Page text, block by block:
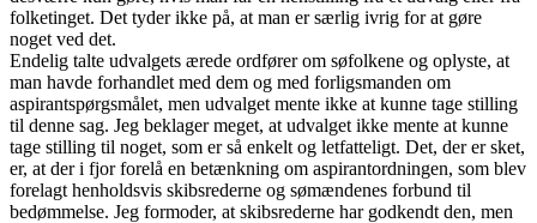
folketinget. Det tyder ikke på, at man er særlig ivrig for at gøre
noget ved det.
Endelig talte udvalgets ærede ordfører om søfolkene og oplyste, at
man havde forhandlet med dem og med forligsmanden om
aspirantspørgsmålet, men udvalget mente ikke at kunne tage stilling
til denne sag. Jeg beklager meget, at udvalget ikke mente at kunne
tage stilling til noget, som er så enkelt og letfatteligt. Det, der er sket,
er, at der i fjor forelå en betænkning om aspirantordningen, som blev
forelagt henholdsvis skibsrederne og sømændenes forbund til
bedømmelse. Jeg formoder, at skibsrederne har godkendt den, men